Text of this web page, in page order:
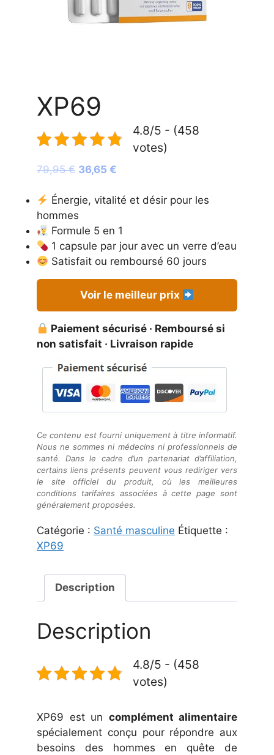
XP69
4.8/5 - (458
votes)
79,95€ Le
initial
était :
79,95 €.
36,65 €
actuel
36,65 €.
Énergie, vitalité et désir pour les
hommes
Formule 5 en 1
1 capsule par jour avec un verre d’eau
Satisfait ou remboursé 60 jours
Voir le meilleur prix
Paiement sécurisé · Remboursé si
non satisfait · Livraison rapide
Ce contenu est fourni uniquement à titre informatif.
Nous ne sommes ni médecins ni professionnels de
santé. Dans le cadre d’un partenariat d’affiliation,
certains liens présents peuvent vous rediriger vers
le site officiel du produit, où les meilleures
conditions tarifaires associées à cette page sont
généralement proposées.
Catégorie : Santé masculine Étiquette :
XP69
Description
Description
4.8/5 - (458
votes)
XP69 est un complément alimentaire
spécialement conçu pour répondre aux
besoins des hommes en quête de